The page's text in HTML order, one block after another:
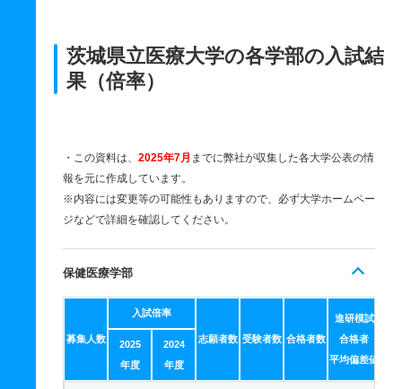
茨城県立医療大学の各学部の入試結
果（倍率）
・この資料は、 2025年7月 までに弊社が収集した各大学公表の情
報を元に作成しています。
※内容には変更等の可能性もありますので、必ず大学ホームペー
ジなどで詳細を確認してください。
保健医療学部
募集人数
入試倍率
志願者数 受験者数 合格者数
進研模試
合格者
平均偏差値
2025
年度
2024
年度